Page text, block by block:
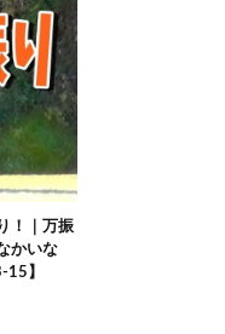
！｜万振
かいな
】